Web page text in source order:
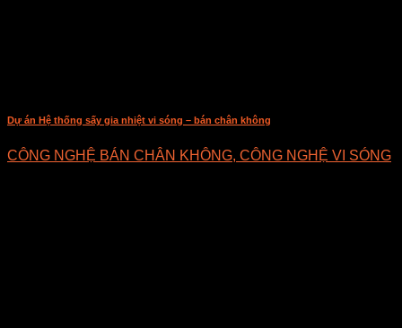
Dự án Hệ thống sấy gia nhiệt vi sóng – bán chân không
CÔNG NGHỆ BÁN CHÂN KHÔNG, CÔNG NGHỆ VI SÓNG